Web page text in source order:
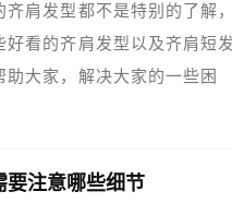
肩发型都不是特别的了解，
看的齐肩发型以及齐肩短发
大家，解决大家的一些困
注意哪些细节